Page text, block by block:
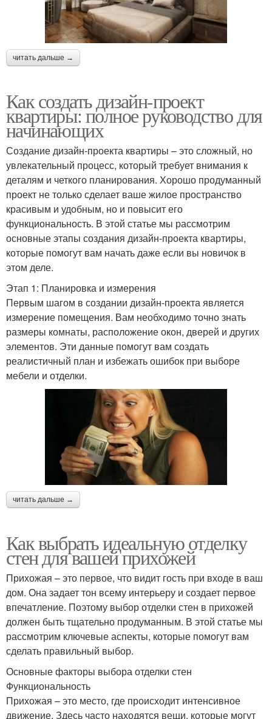
читать дальше →
Как создать дизайн-проект
квартиры: полное руководство для
начинающих
Создание дизайн-проекта квартиры – это сложный, но
увлекательный процесс, который требует внимания к
деталям и четкого планирования. Хорошо продуманный
проект не только сделает ваше жилое пространство
красивым и удобным, но и повысит его
функциональность. В этой статье мы рассмотрим
основные этапы создания дизайн-проекта квартиры,
которые помогут вам начать даже если вы новичок в
этом деле.
Этап 1: Планировка и измерения
Первым шагом в создании дизайн-проекта является
измерение помещения. Вам необходимо точно знать
размеры комнаты, расположение окон, дверей и других
элементов. Эти данные помогут вам создать
реалистичный план и избежать ошибок при выборе
мебели и отделки.
читать дальше →
Как выбрать идеальную отделку
стен для вашей прихожей
Прихожая – это первое, что видит гость при входе в ваш
дом. Она задает тон всему интерьеру и создает первое
впечатление. Поэтому выбор отделки стен в прихожей
должен быть тщательно продуманным. В этой статье мы
рассмотрим ключевые аспекты, которые помогут вам
сделать правильный выбор.
Основные факторы выбора отделки стен
Функциональность
Прихожая – это место, где происходит интенсивное
движение. Здесь часто находятся вещи, которые могут